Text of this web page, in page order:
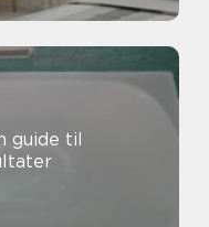
guide til